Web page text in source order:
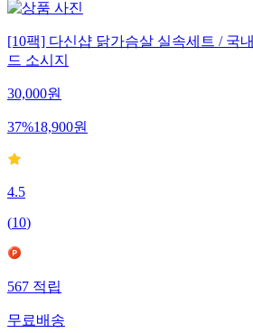
[10팩] 다신샵 닭가슴살 실속세트 / 국
드 소시지
30,000원
37%18,900원
4.5
(10)
567적립
무료배송